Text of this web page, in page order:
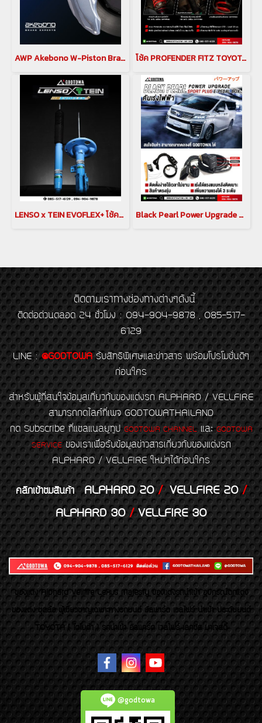
AWP Akebono W-Piston Brake Caliper Alphard & Vellfire 30 โช้ค PROFENDER FITZ TOYOTA Alphard Vellfire 30 โช้คอัพ Profender
LENSO x TEIN EVOFLEX+ โช้คอัพสมรรถนะสูง พร้อมระบบ Hydraulic Bump Stopper (H.B.S.) Black Pearl Power Upgrade Sport Plus E-Pedal Box คันเร่งไฟฟ้า Black Pearl สำหรับ alphard vellfire 30 2018-2023 กล่องเพิ่มสมรรถนะสำหรับรถยนต์โตโยต้าอัลพาร์ด เวลไฟร์ คันเร่งไฟฟ้าอัลพาร์ด เวลไฟร์ ตัวเร่งอัลพาร์ด เวลไฟร์
ติดตามเราทางช่องทางต่างๆดังนี้
ติดต่อด่วนตลอด 24 ชั่วโมง : 094-904-9878 , 085-517-
6129
LINE : @GODTOWA รับสิทธิพิเศษและข่าวสาร พร้อมโปรโมชั่นดีๆ
ก่อนใคร
สำหรับผู้ที่สนใจข้อมูลเกี่ยวกับของแต่งรถ ALPHARD / VELLFIRE
สามารถกดไลค์ที่เพจ GODTOWATHAILAND
กด Subscribe ที่แชลแนลยูทูป GODTOWA CHANNELและGODTOWA
SERVICEของเราเพื่อรับข้อมูลข่าวสารเกี่ยวกับของแต่งรถ
ALPHARD / VELLFIRE ใหม่ๆได้ก่อนใคร
คลิกเข้าชมสินค้า ALPHARD 20/VELLFIRE 20/
ALPHARD 30/VELLFIRE 30
ของเเต่ง Alphard Vellfire Lexus Majesty ของเเต่งรถนำเข้า อุปกรณ์ตกแต่ง
ของแต่ง ชุดล้อ ผู้เชี่ยวชาญเฉพาะทางรถยนต์ อัลพาร์ด เวลไฟร์ นำเข้า ประดับยนต์
TOYOTA ( โตโยต้า ) รถนำเข้า อัลพาร์ด เวลไฟร์ เลกซัส มาเจสตี้
@godtowa